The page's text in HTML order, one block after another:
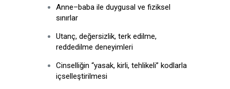
Anne–baba ile duygusal ve fiziksel
sınırlar
Utanç, değersizlik, terk edilme,
reddedilme deneyimleri
Cinselliğin “yasak, kirli, tehlikeli” kodlarla
içselleştirilmesi